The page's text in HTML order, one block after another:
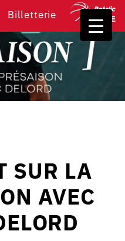
Billetterie
SUR LA
AVEC